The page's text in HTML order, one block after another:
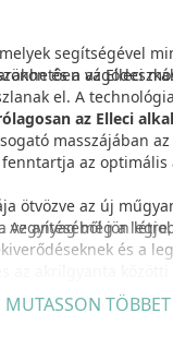
segítségével
és aaz Elleci
el. A technológia
az Elleci
masszájában
az optimális
jön
és a
ötvözve az új
anyag még a
MUTASSON TÖBBET